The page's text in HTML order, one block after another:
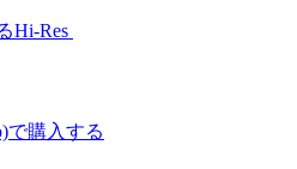
Hi-Res